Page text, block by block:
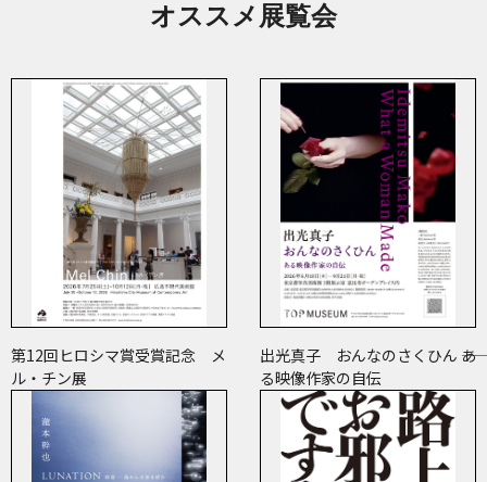
オススメ展覧会
第12回ヒロシマ賞受賞記念 メ
ル・チン展
出光真子 おんなのさくひん ――あ
る映像作家の自伝